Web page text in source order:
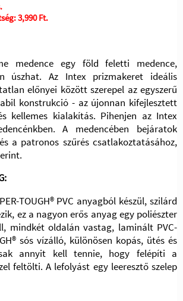
3,990 Ft.
medence egy föld feletti medence,
úszhat. Az Intex prizmakeret ideális
előnyei között szerepel az egyszerű
konstrukció - az újonnan kifejlesztett
kellemes kialakítás. Pihenjen az Intex
A medencében bejáratok
a patronos szűrés csatlakoztatásához,
TOUGH® PVC anyagból készül, szilárd
ez a nagyon erős anyag egy poliészter
mindkét oldalán vastag, laminált PVC-
sós vízálló, különösen kopás, ütés és
annyit kell tennie, hogy felépíti a
feltölti. A lefolyást egy leeresztő szelep